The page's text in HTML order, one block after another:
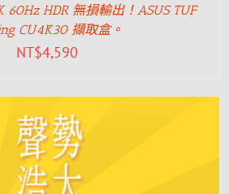
60Hz HDR 無損輸出！ASUS TUF
CU4K30 擷取盒。
NT$4,590